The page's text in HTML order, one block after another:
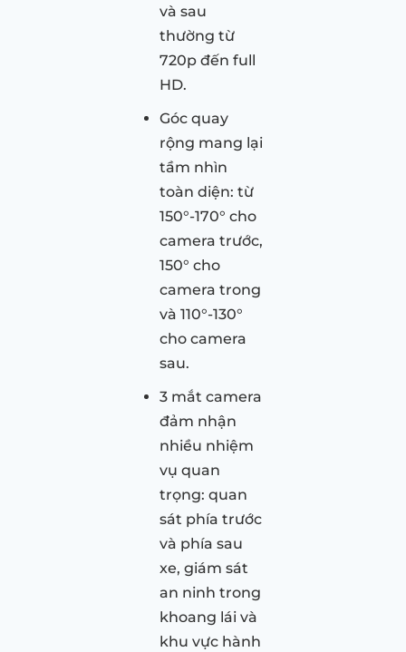
và sau
thường từ
720p đến full
HD.
Góc quay
rộng mang lại
tầm nhìn
toàn diện: từ
150°-170° cho
camera trước,
150° cho
camera trong
và 110°-130°
cho camera
sau.
3 mắt camera
đảm nhận
nhiều nhiệm
vụ quan
trọng: quan
sát phía trước
và phía sau
xe, giám sát
an ninh trong
khoang lái và
khu vực hành